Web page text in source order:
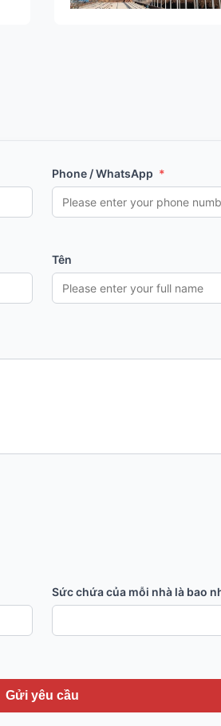
Phone / WhatsApp *
Tên
Sức chứa của mỗi nhà là bao
Gửi yêu cầu